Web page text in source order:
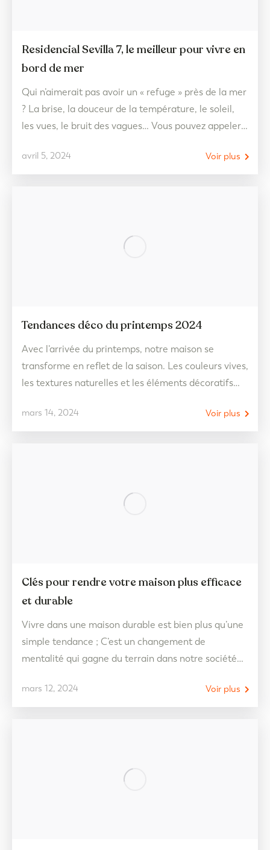
Residencial Sevilla 7, le meilleur pour vivre en
bord de mer
avril 5, 2024
Qui n’aimerait pas avoir un « refuge » près de la mer
? La brise, la douceur de la température, le soleil,
les vues, le bruit des vagues… Vous pouvez appeler
dont vous pourrez profiter lorsque vous êtes près de
la mer, n’est-ce pas ? Or, même…
Voir plus
Tendances déco du printemps 2024
mars 14, 2024
Avec l’arrivée du printemps, notre maison se
transforme en reflet de la saison. Les couleurs vives,
les textures naturelles et les éléments décoratifs
C’est le moment idéal pour introduire des touches
de couleurs, des matériaux légers et des éléments
Voir plus
Clés pour rendre votre maison plus efficace
et durable
mars 12, 2024
Vivre dans une maison durable est bien plus qu’une
simple tendance ; C’est un changement de
mentalité qui gagne du terrain dans notre société
seulement la construction de maisons, mais aussi le
style de vie et les décisions quotidiennes des
Voir plus